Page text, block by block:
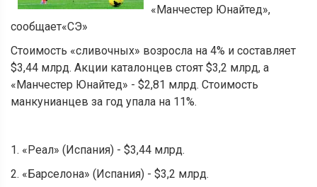
«Манчестер Юнайтед»,
сообщает«СЭ»
Стоимость «сливочных» возросла на 4% и составляет
$3,44 млрд. Акции каталонцев стоят $3,2 млрд, а
«Манчестер Юнайтед» - $2,81 млрд. Стоимость
манкунианцев за год упала на 11%.
1. «Реал» (Испания) - $3,44 млрд.
2. «Барселона» (Испания) - $3,2 млрд.